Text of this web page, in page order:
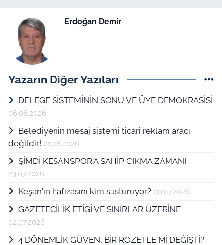
Erdoğan Demir
Yazarın Diğer Yazıları
DELEGE SİSTEMİNİN SONU VE ÜYE DEMOKRASİSİ
06.08.2026
Belediyenin mesaj sistemi ticari reklam aracı
değildir! 01.08.2026
ŞİMDİ KEŞANSPOR'A SAHİP ÇIKMA ZAMANI
23.07.2026
Keşan'ın hafızasını kim susturuyor? 09.07.2026
GAZETECİLİK ETİĞİ VE SINIRLAR ÜZERİNE
02.07.2026
4 DÖNEMLİK GÜVEN, BİR ROZETLE Mİ DEĞİŞTİ?